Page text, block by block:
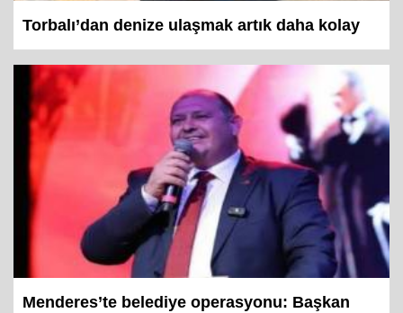
Torbalı’dan denize ulaşmak artık daha kolay